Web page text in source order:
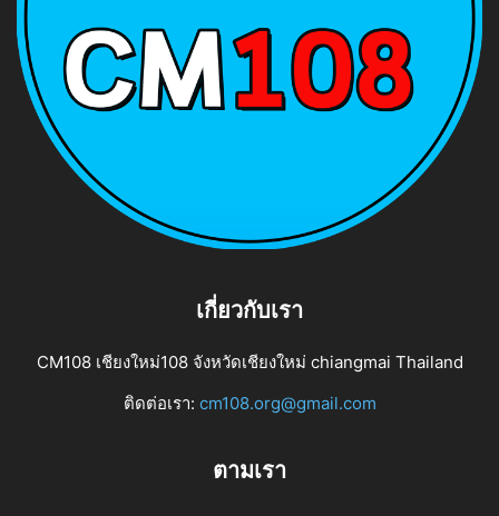
เกี่ยวกับเรา
CM108 เชียงใหม่108 จังหวัดเชียงใหม่ chiangmai Thailand
ติดต่อเรา: cm108.org@gmail.com
ตามเรา